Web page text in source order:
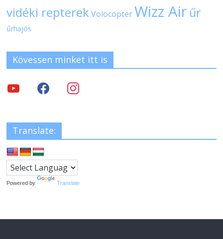
vidéki repterek Volocopter Wizz Air űr
űrhajós
Kövessen minket itt is
Translate:
Powered by Translate